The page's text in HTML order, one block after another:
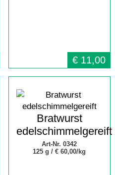
€ 11,00
Bratwurst
edelschimmelgereift
Art-Nr. 0342
125 g /€ 60,00/kg